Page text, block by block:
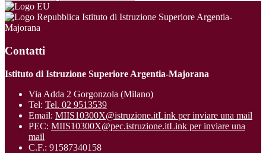
Istituto di Istruzione Superiore Argentia-
Majorana
Contatti
Istituto di Istruzione Superiore Argentia-Majorana
Via Adda 2 Gorgonzola (Milano)
Tel: Tel. 02 9513539
Email: MIIS10300X@istruzione.itLink per inviare una mail
PEC: MIIS10300X@pec.istruzione.itLink per inviare una
mail
C.F.: 91587340158